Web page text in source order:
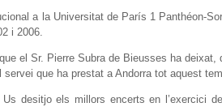
a la Universitat de París 1 Panthéon-
i 2006.
el Sr. Pierre Subra de Bieusses ha
que ha prestat a Andorra tot aquest
desitjo els millors encerts en l’exercici